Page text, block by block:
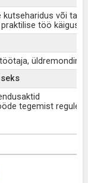
või tal
töö käigus.
tegemist